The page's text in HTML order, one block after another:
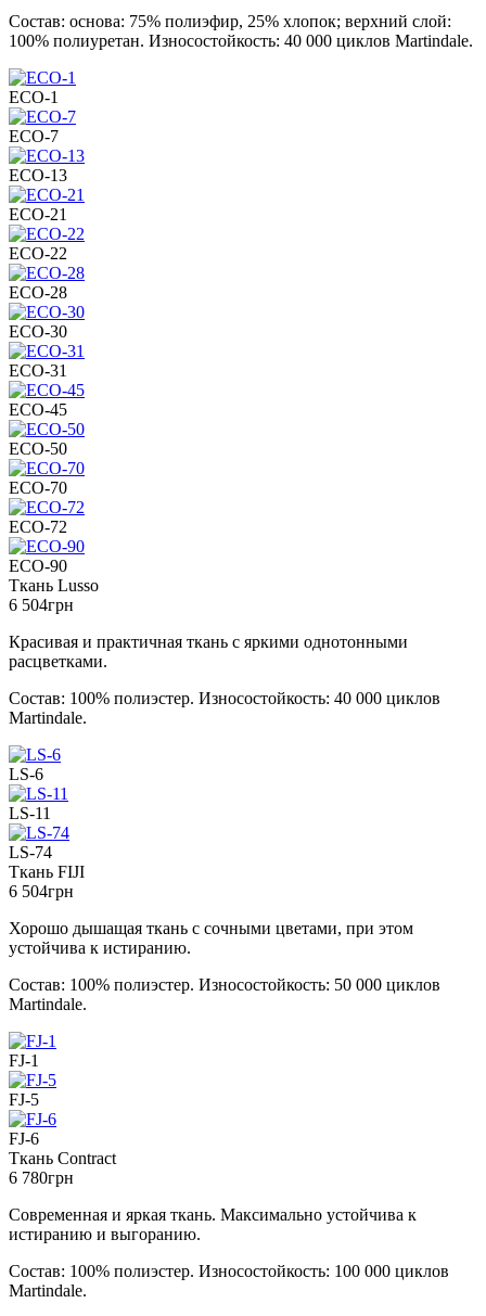
Состав: основа: 75% полиэфир, 25% хлопок; верхний слой:
100% полиуретан. Износостойкость: 40 000 циклов Martindale.
ECO-1
ECO-7
ECO-13
ECO-21
ECO-22
ECO-28
ECO-30
ECO-31
ECO-45
ECO-50
ECO-70
ECO-72
ECO-90
Ткань Lusso
6 504грн
Красивая и практичная ткань с яркими однотонными
расцветками.
Состав: 100% полиэстер. Износостойкость: 40 000 циклов
Martindale.
LS-6
LS-11
LS-74
Ткань FIJI
6 504грн
Хорошо дышащая ткань с сочными цветами, при этом
устойчива к истиранию.
Состав: 100% полиэстер. Износостойкость: 50 000 циклов
Martindale.
FJ-1
FJ-5
FJ-6
Ткань Contract
6 780грн
Современная и яркая ткань. Максимально устойчива к
истиранию и выгоранию.
Состав: 100% полиэстер. Износостойкость: 100 000 циклов
Martindale.